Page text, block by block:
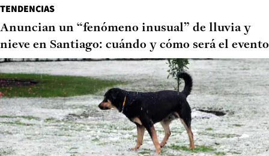
TENDENCIAS
Anuncian un “fenómeno inusual” de lluvia y
nieve en Santiago: cuándo y cómo será el evento